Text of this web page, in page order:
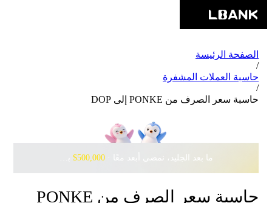
الصفحة الرئيسة
/
حاسبة العملات المشفرة
/
حاسبة سعر الصرف من PONKE إلى DOP
ما بعد الجليد، نمضي أبعد معًا · ‎ $500,000بانتظارك مع Pudgy Penguins
حاسبة سعر الصرف من PONKE